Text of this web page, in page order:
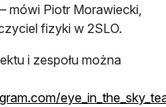
mówi Piotr Morawiecki,
fizyki w 2SLO.
i zespołu można